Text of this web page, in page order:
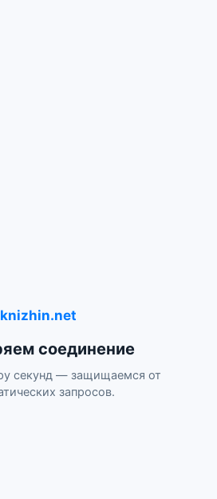
knizhin.net
соединение
секунд — защищаемся от
запросов.